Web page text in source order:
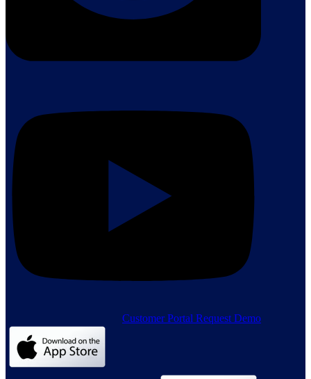
Customer Portal Request Demo